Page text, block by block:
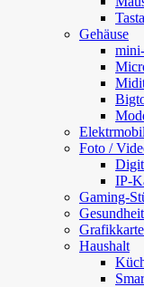
Gehäuse
Foto /
IP-
Gaming-
Gesundheit
Haushalt